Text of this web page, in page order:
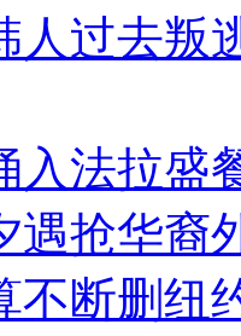
人过去叛
入法拉盛
遇抢华裔
不断删纽